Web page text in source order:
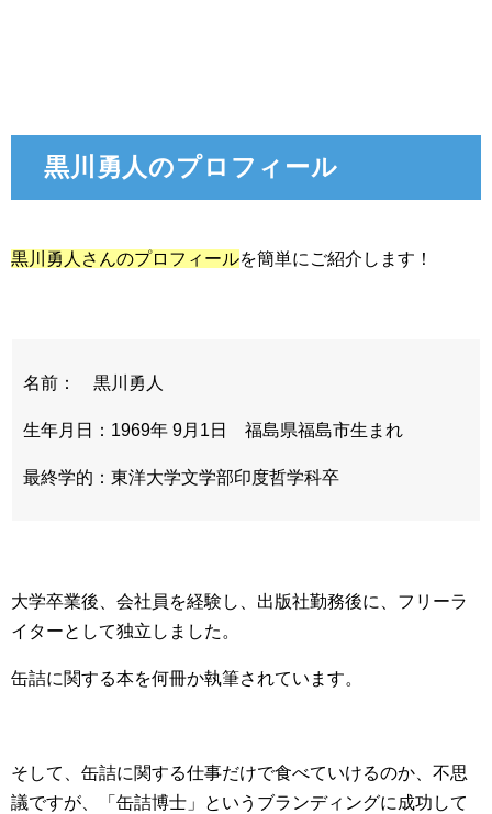
黒川勇人のプロフィール
黒川勇人さんのプロフィールを簡単にご紹介します！
名前： 黒川勇人
生年月日：1969年 9月1日 福島県福島市生まれ
最終学的：東洋大学文学部印度哲学科卒
大学卒業後、会社員を経験し、出版社勤務後に、フリーラ
イターとして独立しました。
缶詰に関する本を何冊か執筆されています。
そして、缶詰に関する仕事だけで食べていけるのか、不思
議ですが、「缶詰博士」というブランディングに成功して